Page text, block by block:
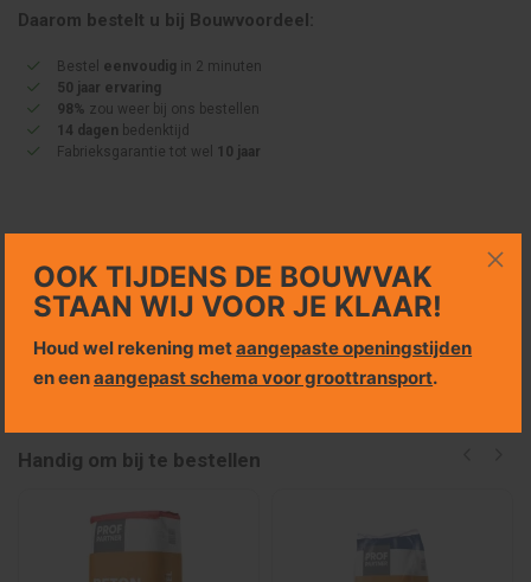
Daarom bestelt u bij Bouwvoordeel:
Bestel eenvoudig in 2 minuten
50 jaar ervaring
98% zou weer bij ons bestellen
14 dagen bedenktijd
Fabrieksgarantie tot wel 10 jaar
Specificaties
Bezorgkosten en retourneren
Handig om bij te bestellen
OOK TIJDENS DE BOUWVAK
STAAN WIJ VOOR JE KLAAR!
Houd wel rekening metaangepaste openingstijden
en eenaangepast schema voor groottransport.